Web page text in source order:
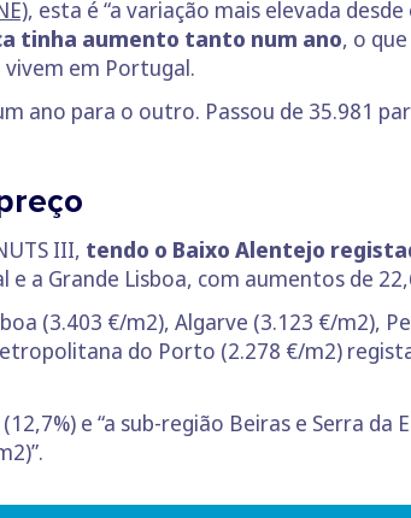
, esta é “a variação mais elevada
tinha aumento tanto num ano, o
vivem em Portugal.
ano para o outro. Passou de 35.981
III, tendo o Baixo Alentejo
e a Grande Lisboa, com aumentos de
(3.403 €/m2), Algarve (3.123 €/m2),
do Porto (2.278 €/m2)
e “a sub-região Beiras e Serra